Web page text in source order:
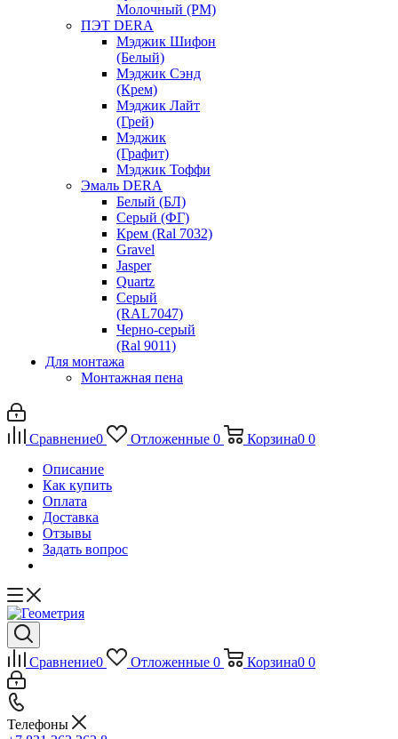
Молочный (РМ)
ПЭТ DERA
Мэджик Шифон
(Белый)
Мэджик Сэнд
(Крем)
Мэджик Лайт
(Грей)
Мэджик
(Графит)
Мэджик Тоффи
Эмаль DERA
Белый (БЛ)
Серый (ФГ)
Крем (Ral 7032)
Gravel
Jasper
Quartz
Серый
(RAL7047)
Черно-серый
(Ral 9011)
Для монтажа
Монтажная пена
Сравнение0 Отложенные 0 Корзина0 0
Описание
Как купить
Оплата
Доставка
Отзывы
Задать вопрос
Сравнение0 Отложенные 0 Корзина0 0
Телефоны